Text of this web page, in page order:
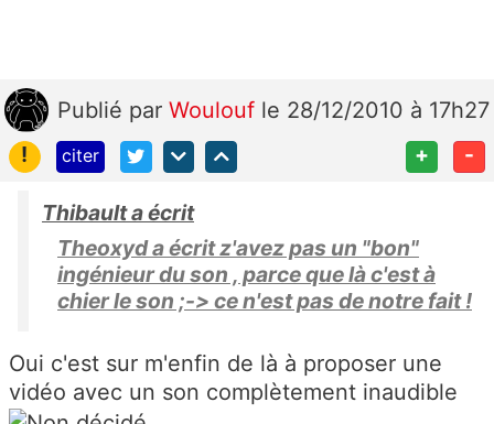
Publié par Woulouf le 28/12/2010 à 17h27
!
citer + -
Thibault a écrit
Theoxyd a écrit z'avez pas un "bon"
ingénieur du son , parce que là c'est à
chier le son ;-> ce n'est pas de notre fait !
Oui c'est sur m'enfin de là à proposer une
vidéo avec un son complètement inaudible